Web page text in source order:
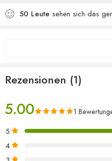
50 Leute sehen sich das
Rezensionen (1)
5.00 1
5
4